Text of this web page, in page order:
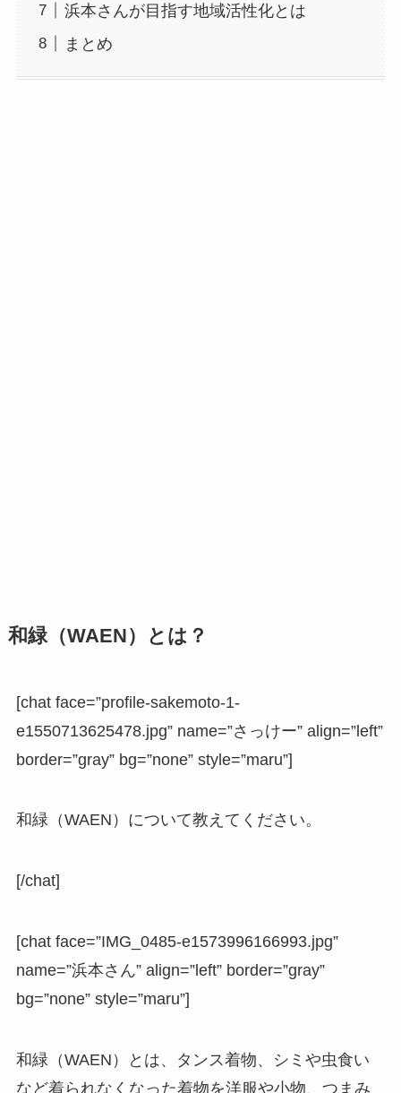
浜本さんが目指す地域活性化とは
まとめ
和緑（WAEN）とは？
[chat face=”profile-sakemoto-1-
e1550713625478.jpg” name=”さっけー” align=”left”
border=”gray” bg=”none” style=”maru”]
和緑（WAEN）について教えてください。
[/chat]
[chat face=”IMG_0485-e1573996166993.jpg”
name=”浜本さん” align=”left” border=”gray”
bg=”none” style=”maru”]
和緑（WAEN）とは、タンス着物、シミや虫食い
など着られなくなった着物を洋服や小物、つまみ